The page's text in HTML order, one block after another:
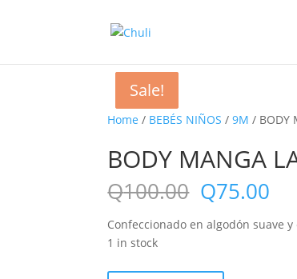
Home / BEBÉS NIÑOS /9M / BODY
Sale!
BODY MANGA
Q100.00 Q75.00
Confeccionado en algodón suave
1 in stock
Sale!
Sale!